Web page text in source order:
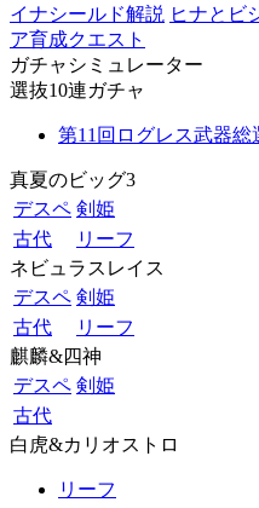
イナシールド解説 ヒナとビ
ア育成クエスト
ガチャシミュレーター
選抜10連ガチャ
第11回ログレス武器総
真夏のビッグ3
デスペ 剣姫
古代
リーフ
ネビュラスレイス
デスペ 剣姫
古代
リーフ
麒麟&四神
デスペ 剣姫
古代
白虎&カリオストロ
リーフ